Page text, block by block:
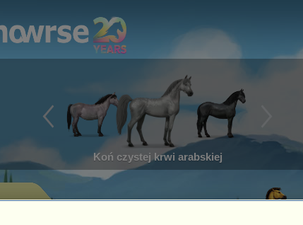
Koń czystej krwi arabskiej